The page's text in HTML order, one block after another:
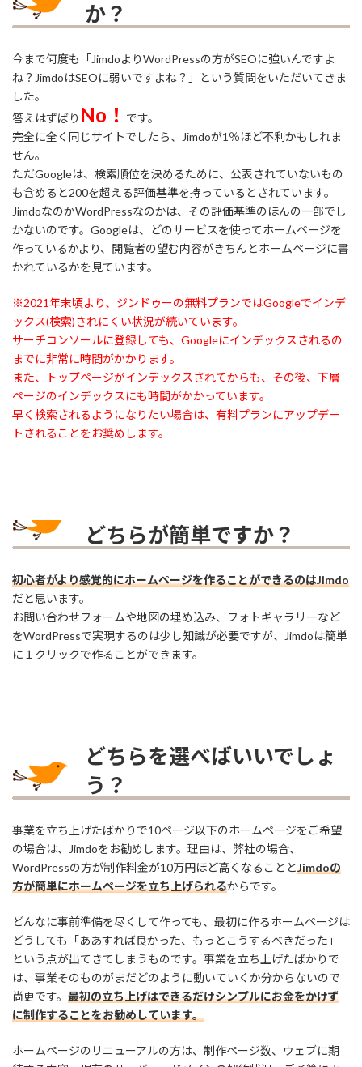
か？
今まで何度も「JimdoよりWordPressの方がSEOに強いんですよ
ね？JimdoはSEOに弱いですよね？」という質問をいただいてきま
した。
答えはずばり No！
です。
完全に全く同じサイトでしたら、Jimdoが1％ほど不利かもしれま
せん。
ただGoogleは、検索順位を決めるために、公表されていないもの
も含めると200を超える評価基準を持っているとされています。
JimdoなのかWordPressなのかは、その評価基準のほんの一部でし
かないのです。Googleは、どのサービスを使ってホームページを
作っているかより、閲覧者の望む内容がきちんとホームページに書
かれているかを見ています。
※2021年末頃より、ジンドゥーの無料プランではGoogleでインデ
ックス(検索)されにくい状況が続いています。
サーチコンソールに登録しても、Googleにインデックスされるの
までに非常に時間がかかります。
また、トップページがインデックスされてからも、その後、下層
ページのインデックスにも時間がかかっています。
早く検索されるようになりたい場合は、有料プランにアップデー
トされることをお奨めします。
どちらが簡単ですか？
初心者がより感覚的にホームページを作ることができるのはJimdo
だと思います。
お問い合わせフォームや地図の埋め込み、フォトギャラリーなど
をWordPressで実現するのは少し知識が必要ですが、Jimdoは簡単
に１クリックで作ることができます。
どちらを選べばいいでしょ
う？
事業を立ち上げたばかりで10ページ以下のホームページをご希望
の場合は、Jimdoをお勧めします。理由は、弊社の場合、
WordPressの方が制作料金が10万円ほど高くなることとJimdoの
方が簡単にホームページを立ち上げられるからです。
どんなに事前準備を尽くして作っても、最初に作るホームページは
どうしても「ああすれば良かった、もっとこうするべきだった」
という点が出てきてしまうものです。事業を立ち上げたばかりで
は、事業そのものがまだどのように動いていくか分からないので
尚更です。 最初の立ち上げはできるだけシンプルにお金をかけず
に制作することをお勧めしています。
ホームページのリニューアルの方は、制作ページ数、ウェブに期